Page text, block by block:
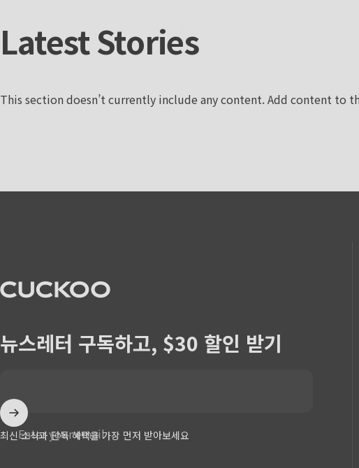
LatestStories
This section doesn’t currently include any content. Add content to
CUCKOO America
뉴스레터 구독하고, $30 할인 받기
Enter your email
최신 소식과 단독 혜택을 가장 먼저 받아보세요